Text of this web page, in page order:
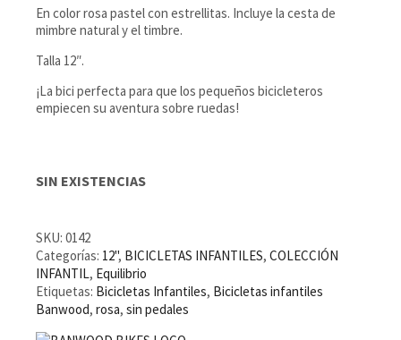
En color rosa pastel con estrellitas. Incluye la cesta de
mimbre natural y el timbre.
Talla 12″.
¡La bici perfecta para que los pequeños bicicleteros
empiecen su aventura sobre ruedas!
SIN EXISTENCIAS
SKU: 0142
Categorías: 12'', BICICLETAS INFANTILES, COLECCIÓN
INFANTIL, Equilibrio
Etiquetas: Bicicletas Infantiles, Bicicletas infantiles
Banwood, rosa, sin pedales